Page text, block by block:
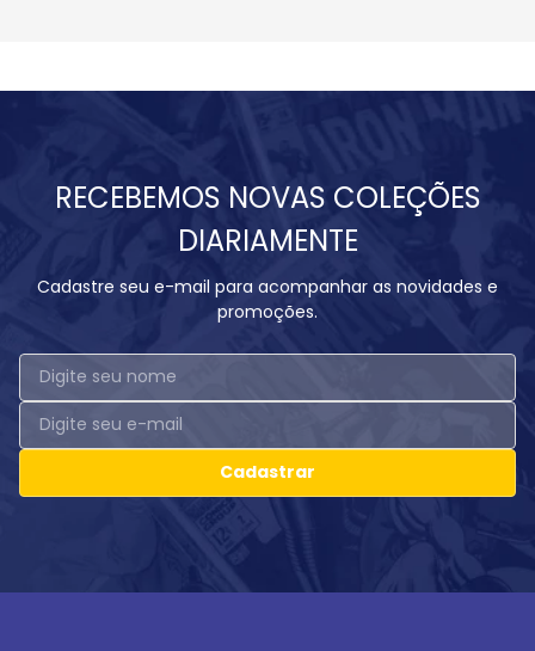
RECEBEMOS NOVAS COLEÇÕES
DIARIAMENTE
Cadastre seu e-mail para acompanhar as novidades e
promoções.
Cadastrar